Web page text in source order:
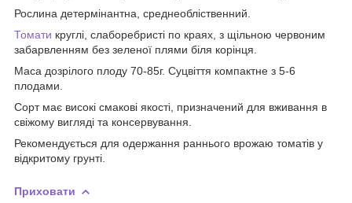
Рослина детермінантна, среднеобліственний.
Томати круглі, слаборебристі по краях, з щільною червоним
забарвленням без зеленої плями біля корінця.
Маса дозрілого плоду 70-85г. Суцвіття компактне з 5-6
плодами.
Сорт має високі смакові якості, призначений для вживання в
свіжому вигляді та консервування.
Рекомендується для одержання раннього врожаю томатів у
відкритому грунті.
Приховати